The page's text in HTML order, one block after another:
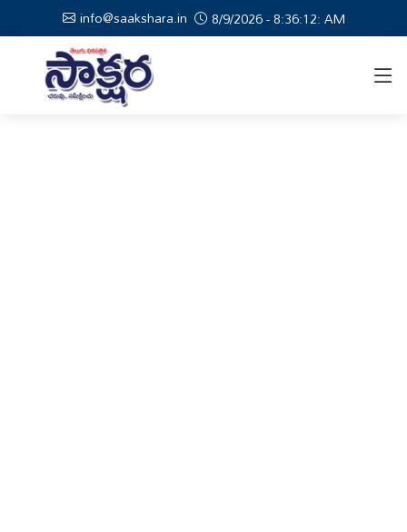
info@saakshara.in 8/9/2026 - 8:36:12: AM